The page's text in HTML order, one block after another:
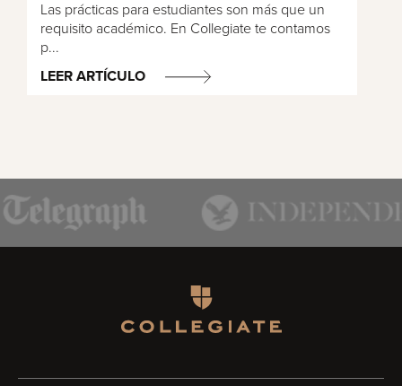
Las prácticas para estudiantes son más que un
requisito académico. En Collegiate te contamos
p...
LEER ARTÍCULO